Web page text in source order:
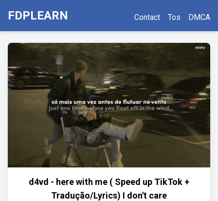
FDPLEARN Contact Tos DMCA
d4vd - here with me ( Speed up TikTok +
Tradução/Lyrics) I don't care